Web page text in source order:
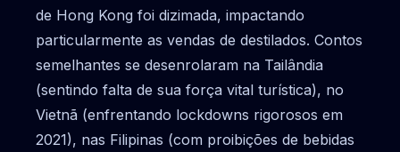
de Hong Kong foi dizimada, impactando
particularmente as vendas de destilados. Contos
semelhantes se desenrolaram na Tailândia
(sentindo falta de sua força vital turística), no
Vietnã (enfrentando lockdowns rigorosos em
2021), nas Filipinas (com proibições de bebidas